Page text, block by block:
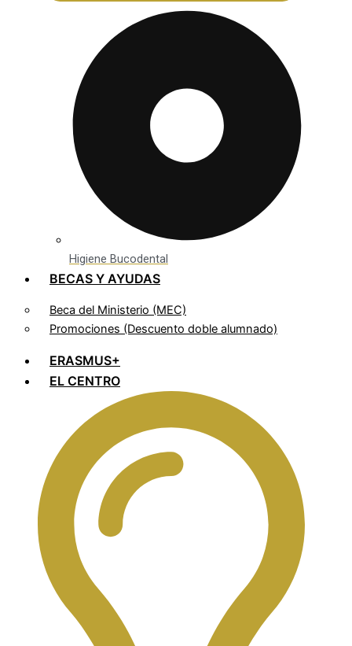
Higiene Bucodental
BECAS Y AYUDAS
Beca del Ministerio (MEC)
Promociones (Descuento doble alumnado)
ERASMUS+
EL CENTRO